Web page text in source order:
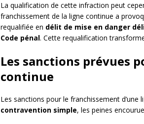
La qualification de cette infraction peut
franchissement de la ligne continue a
requalifiée en délit de mise en danger
Code pénal. Cette requalification
Les sanctions prévues
continue
Les sanctions pour le franchissement
contravention simple, les peines